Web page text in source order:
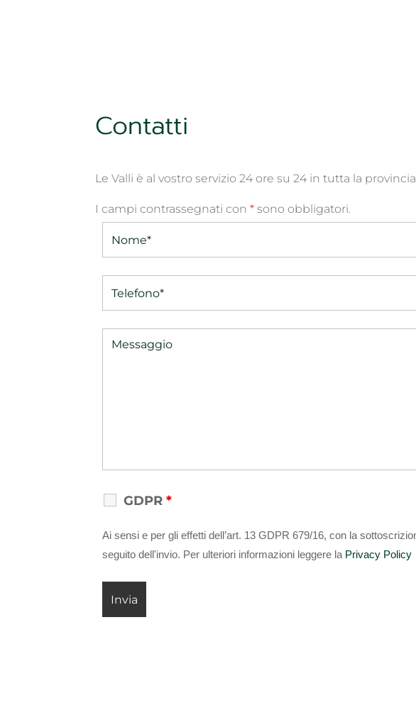
Contatti
Le Valli è al vostro servizio 24 ore su 24 in tutta la
I campi contrassegnati con* sono obbligatori.
GDPR*
Ai sensi e per gli effetti dell’art. 13 GDPR 679/16, con la
seguito dell'invio. Per ulteriori informazioni leggere la Privacy Policy